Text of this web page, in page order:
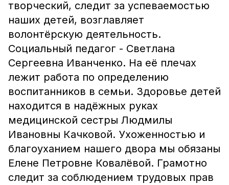
творческий, следит за успеваемостью
наших детей, возглавляет
волонтёрскую деятельность.
Социальный педагог - Светлана
Сергеевна Иванченко. На её плечах
лежит работа по определению
воспитанников в семьи. Здоровье детей
находится в надёжных руках
медицинской сестры Людмилы
Ивановны Качковой. Ухоженностью и
благоуханием нашего двора мы обязаны
Елене Петровне Ковалёвой. Грамотно
следит за соблюдением трудовых прав